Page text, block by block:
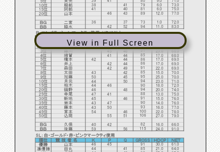
View in Full Screen
10位
服部 38 41 79 6.0
73.0
15位
阿部 41 40 81 6.0
75.0
20位
山本 46 43 89 12.0
77.0
ＢＧ
二宮 36 37 73 1.0
72.0
ＢＢ
脇水 42 52 94 11.0
83.0
Ｂ：コンペティションマークティ使用・ＨＤ13以上
久保 40 42 82
準優勝
池田 48 49 97 30.0
67.0
3位
藤川 45 46 91 23.0
68.0
4位
緒賀 41 44 85 17.0
68.0
5位
橋本 42 44 86 17.0
69.0
6位
井上 42 44 86 17.0
69.0
7位
森田 42 49 91 22.0
69.0
8位
太田 43 42 85 15.0
70.0
9位
加藤 50 45 95 25.0
70.0
10位
月元 44 50 94 23.0
71.0
15位
柏木 44 46 90 18.0
72.0
20位
磯野 46 48 94 20.0
74.0
25位
寺尾 47 41 88 13.0
75.0
30位
新地 45 46 91 15.0
76.0
35位
岩本 43 47 90 14.0
76.0
40位
藤本 43 50 93 16.0
77.0
45位
宮本 54 46 100 22.0
78.0
50位
込岡 55 51 106 27.0
79.0
ＢＧ
久保 40 42 82 16.0
66.0
ＢＢ
後藤 59 56 115 24.0
91.0
SL：白・ゴールド・赤・ピンクマークティ使用
順位
競 技 者 名 Ｋ Ｐ Q GROSS ＨＤCP
ＮＥＴ
優勝
山本 46 45 91 30.0
61.0
準優勝
田丸 44 41 85 21.0
64.0